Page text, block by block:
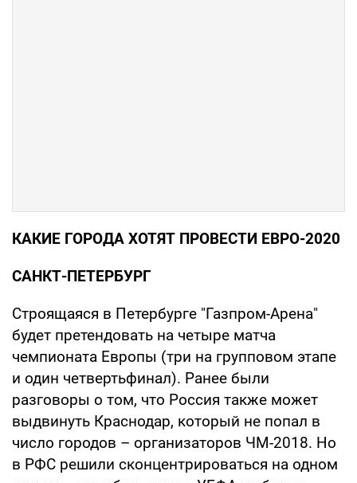
КАКИЕ ГОРОДА ХОТЯТ ПРОВЕСТИ ЕВРО-2020
САНКТ-ПЕТЕРБУРГ
Строящаяся в Петербурге "Газпром-Арена"
будет претендовать на четыре матча
чемпионата Европы (три на групповом этапе
и один четвертьфинал). Ранее были
разговоры о том, что Россия также может
выдвинуть Краснодар, который не попал в
число городов – организаторов ЧМ-2018. Но
в РФС решили сконцентрироваться на одном